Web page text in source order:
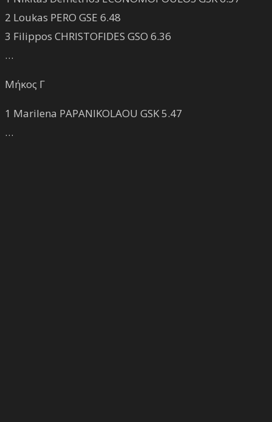
2 Loukas PERO GSE 6.48
3 Filippos CHRISTOFIDES GSO 6.36
…
Μήκος Γ
1 Marilena PAPANIKOLAOU GSK 5.47
…